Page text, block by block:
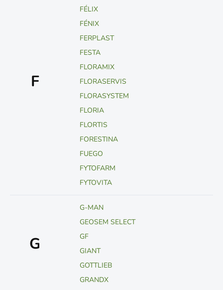
F
FÉLIX
FÉNIX
FERPLAST
FESTA
FLORAMIX
FLORASERVIS
FLORASYSTEM
FLORIA
FLORTIS
FORESTINA
FUEGO
FYTOFARM
FYTOVITA
G
G-MAN
GEOSEM SELECT
GF
GIANT
GOTTLIEB
GRANDX